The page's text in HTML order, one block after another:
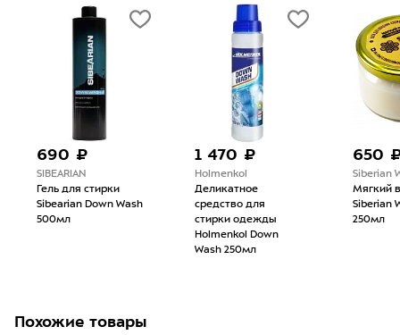
690 ₽
SIBEARIAN
Гель для стирки
Sibearian Down Wash
500мл
1 470 ₽
Holmenkol
Деликатное
средство для
стирки одежды
Holmenkol Down
Wash 250мл
650
Siberian
Мягкий
Siberian
250мл
Похожие товары